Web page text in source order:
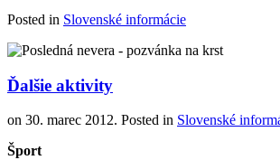
Posted in Slovenské informácie
Ďalšie aktivity
on 30. marec 2012. Posted in Slovenské
Šport